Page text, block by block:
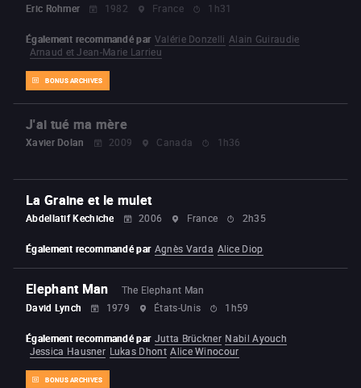
Eric Rohmer 1982 France 1h31
BONUS ARCHIVES
Également recommandé par Valérie Donzelli Alain Guiraudie
Arnaud et Jean-Marie Larrieu
J'ai tué ma mère
Xavier Dolan 2009 Canada 1h36
La Graine et le mulet
Abdellatif Kechiche 2006 France 2h35
Également recommandé par Agnès Varda Alice Diop
Elephant Man
The Elephant Man
David Lynch
1979 États-Unis 1h59
BONUS ARCHIVES
Également recommandé par Jutta Brückner Nabil Ayouch
Jessica Hausner Lukas Dhont Alice Winocour